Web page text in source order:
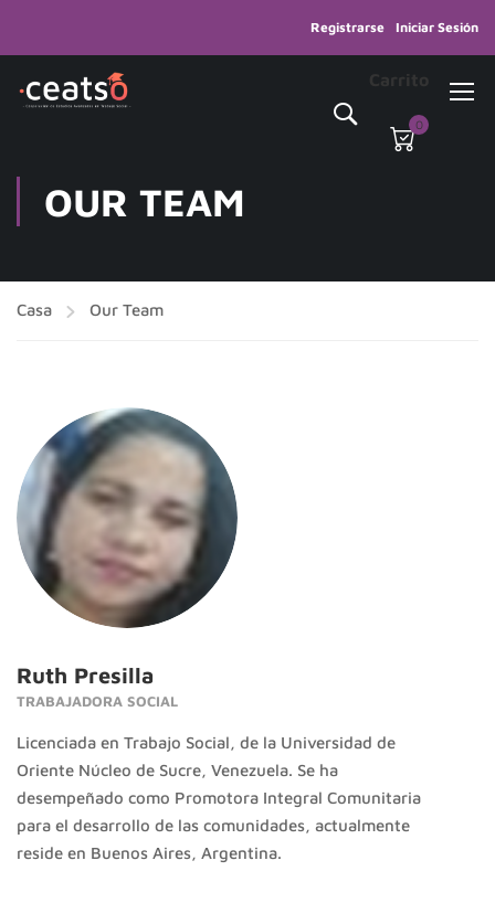
Registrarse Iniciar Sesión
Carrito
0
OUR TEAM
Casa Our Team
Ruth Presilla
TRABAJADORA SOCIAL
Licenciada en Trabajo Social, de la Universidad de
Oriente Núcleo de Sucre, Venezuela. Se ha
desempeñado como Promotora Integral Comunitaria
para el desarrollo de las comunidades, actualmente
reside en Buenos Aires, Argentina.